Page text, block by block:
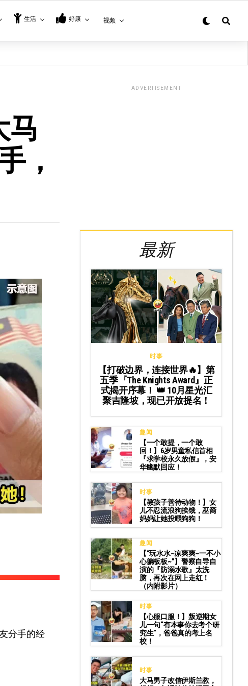
生活 好康 视频
马
，
分手的经
ADVERTISEMENT
最新
时事
【打破边界，连接世界🔥】第
五季『The Knights Award』正
式揭开序幕！ 👑 10月星光汇
聚吉隆坡，现已开放提名！
趣闻
【一个敢提，一个敢
回！】6岁男童私信首相
『求学校永久放假』，安
华幽默回应！
时事
【教孩子善待动物！】女
儿不忍流浪狗挨饿，巫裔
妈妈让她投喂狗狗！
趣闻
【“玩水水~凉爽爽~一不小
心躺板板~”】警察自导自
演的『防溺水歌』太洗
脑，再次在网上走红！
（内附影片）
时事
【心服口服！】叛逆期女
儿一句“有本事你去考个研
究生”，爸爸真的考上名
校！
时事
大马男子改信伊斯兰教，